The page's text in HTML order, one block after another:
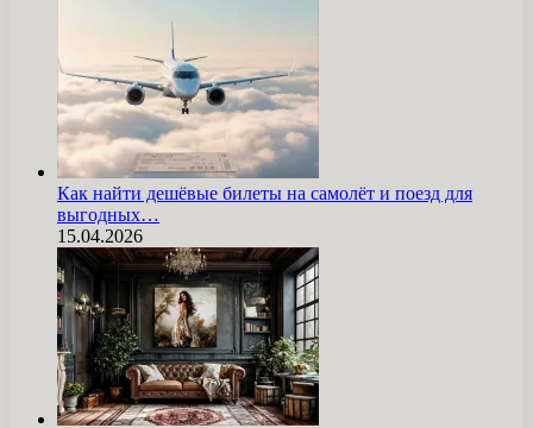
Как найти дешёвые билеты на самолёт и поезд для
выгодных…
15.04.2026